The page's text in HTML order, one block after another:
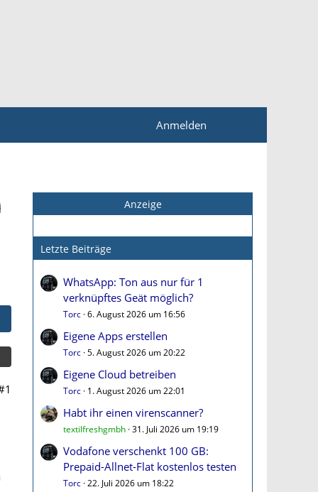
Anmelden
Anzeige
Letzte Beiträge
WhatsApp: Ton aus nur für 1
verknüpftes Geät möglich?
Torc 6. August 2026 um 16:56
Eigene Apps erstellen
Torc 5. August 2026 um 20:22
Eigene Cloud betreiben
Torc 1. August 2026 um 22:01
Habt ihr einen virenscanner?
textilfreshgmbh 31. Juli 2026 um 19:19
Vodafone verschenkt 100 GB:
Prepaid-Allnet-Flat kostenlos testen
Torc 22. Juli 2026 um 18:22